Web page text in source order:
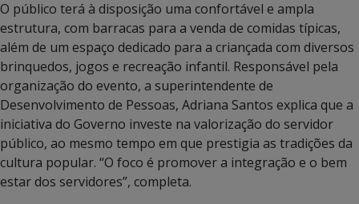
O público terá à disposição uma confortável e ampla
estrutura, com barracas para a venda de comidas típicas,
além de um espaço dedicado para a criançada com diversos
brinquedos, jogos e recreação infantil. Responsável pela
organização do evento, a superintendente de
Desenvolvimento de Pessoas, Adriana Santos explica que a
iniciativa do Governo investe na valorização do servidor
público, ao mesmo tempo em que prestigia as tradições da
cultura popular. “O foco é promover a integração e o bem
estar dos servidores”, completa.